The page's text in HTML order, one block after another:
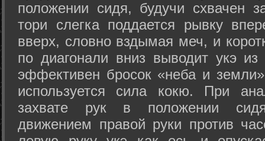
положении сидя, будучи схвачен
тори слегка поддается рывку
вверх, словно вздымая меч, и
по диагонали вниз выводит укэ
эффективен бросок «неба и
используется сила кокю. При
захвате рук в положении
движением правой руки против